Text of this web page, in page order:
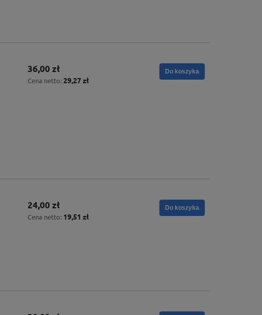
36,00 zł
Cena netto: 29,27 zł
Do koszyka
24,00 zł
Cena netto: 19,51 zł
Do koszyka